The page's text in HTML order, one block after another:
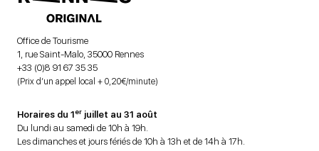
Office de Tourisme
1, rue Saint-Malo, 35000 Rennes
+33 (0)8 91 67 35 35
(Prix d’un appel local + 0,20€/minute)
Horaires du 1er juillet au 31 août
Du lundi au samedi de 10h à 19h.
Les dimanches et jours fériés de 10h à 13h et de 14h à 17h.